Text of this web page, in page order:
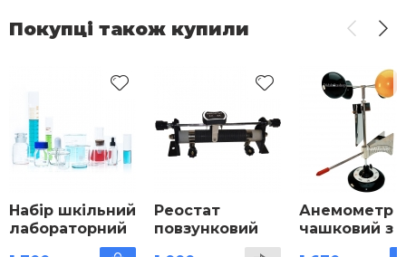
Покупці також купили
Набір шкільний
лабораторний
для кабінету
Реостат
повзунковий
Анемометр
чашковий з